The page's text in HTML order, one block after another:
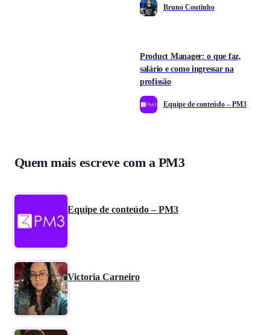
Bruno Coutinho
Product Manager: o que faz,
salário e como ingressar na
profissão
Equipe de conteúdo – PM3
Quem mais escreve com a PM3
Equipe de conteúdo – PM3
Victoria Carneiro